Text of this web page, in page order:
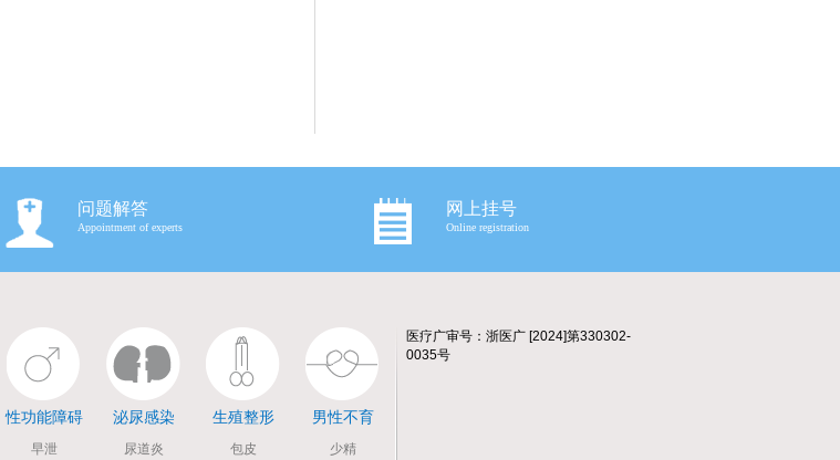
问题解答
Appointment of experts
网上挂号
Online registration
性功能障碍
早泄
泌尿感染
尿道炎
生殖整形
包皮
男性不育
少精
医疗广审号：浙医广 [2024]第330302-
0035号